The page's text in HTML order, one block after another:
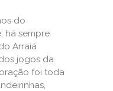
do
há sempre
Arraiá
jogos da
foi toda